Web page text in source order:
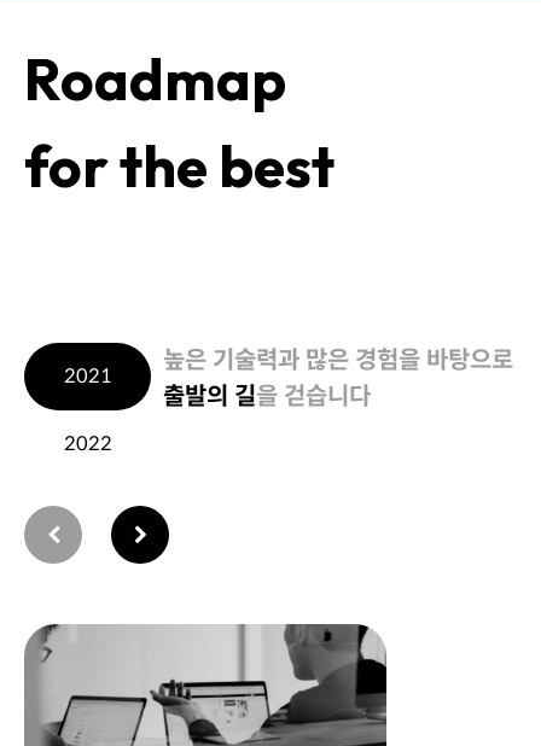
Roadmap
for the best
2021
2022
높은 기술력과 많은 경험을 바탕으로
출발의 길을 걷습니다